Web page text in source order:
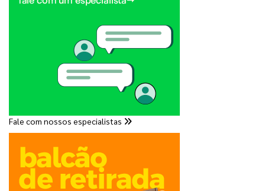
Fale com nossos especialistas